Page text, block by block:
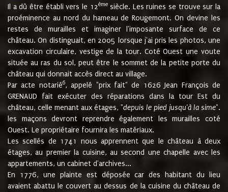
Il a dû être établi vers le 12èmesiècle. Les ruines se trouve sur la
proéminence au nord du hameau de Rougemont. On devine les
restes de murailles et imaginer l'imposante surface de ce
château. On distinguait, en 2005 lorsque j'ai pris les photos, une
excavation circulaire, vestige de la tour. Coté Ouest une voute
située au ras du sol, peut être le sommet de la petite porte du
château qui donnait accès direct au village.
Par acte notarié6, appelé "prix fait" de 1626 Jean François de
GRENAUD fait exécuter des réparations dans la tour Est du
château, celle menant aux étages, "depuis le pied jusqu'à la sime".
les maçons devront reprendre également les murailles coté
Ouest. Le propriétaire fournira les matériaux.
Les scellés de 1741 nous apprennent que le château à deux
étages, au premier la cuisine, au second une chapelle avec les
appartements, un cabinet d'archives...
En 1776, une plainte est déposée car des habitant du lieu
avaient abattu le couvert au dessus de la cuisine du château de